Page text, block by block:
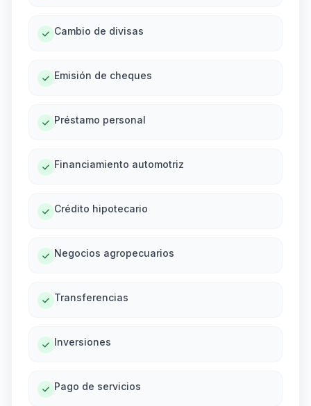
Cambio de divisas
Emisión de cheques
Préstamo personal
Financiamiento automotriz
Crédito hipotecario
Negocios agropecuarios
Transferencias
Inversiones
Pago de servicios